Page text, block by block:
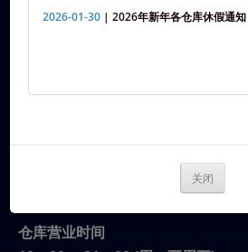
TAMAN LESTARI PERDANA, 43300
SERI KEMBANGAN SELANGOR
仓库营业时间
2026-01-30 | 2026年新年各仓库休假通知
关闭